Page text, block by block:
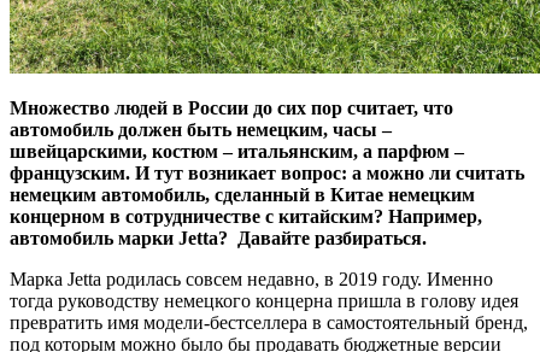
Множество людей в России до сих пор считает, что
автомобиль должен быть немецким, часы –
швейцарскими, костюм – итальянским, а парфюм –
французским. И тут возникает вопрос: а можно ли считать
немецким автомобиль, сделанный в Китае немецким
концерном в сотрудничестве с китайским? Например,
автомобиль марки Jetta? Давайте разбираться.
Марка Jetta родилась совсем недавно, в 2019 году. Именно
тогда руководству немецкого концерна пришла в голову идея
превратить имя модели-бестселлера в самостоятельный бренд,
под которым можно было бы продавать бюджетные версии